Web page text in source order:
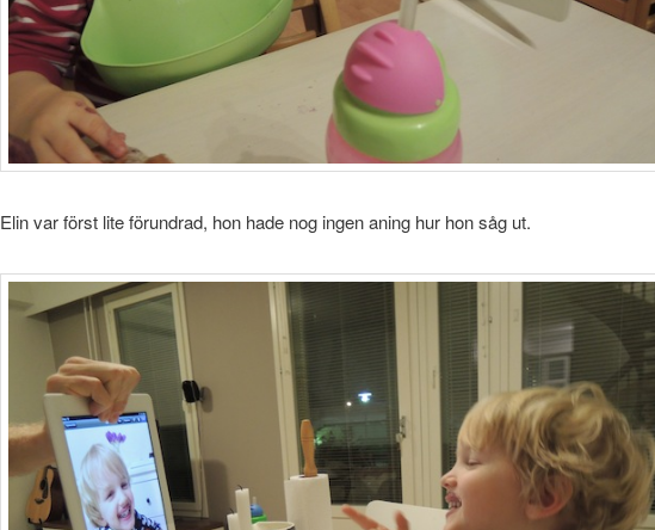
Elin var först lite förundrad, hon hade nog ingen aning hur hon såg ut.